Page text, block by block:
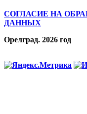
СОГЛАСИЕ НА
ДАННЫХ
Орелград. 2026 год